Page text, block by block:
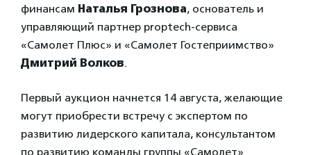
финансам Наталья Грознова, основатель и
управляющий партнер proptech-сервиса
«Самолет Плюс» и «Самолет Гостеприимство»
Дмитрий Волков.
Первый аукцион начнется 14 августа, желающие
могут приобрести встречу с экспертом по
развитию лидерского капитала, консультантом
по развитию команды группы «Самолет»